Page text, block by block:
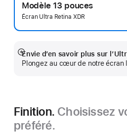
Modèle 13 pouces
Écran Ultra Retina XDR
Envie d’en savoir plus sur
Plongez au cœur de notre écran
Afficher
plus
Finition. Choisissez
préféré.